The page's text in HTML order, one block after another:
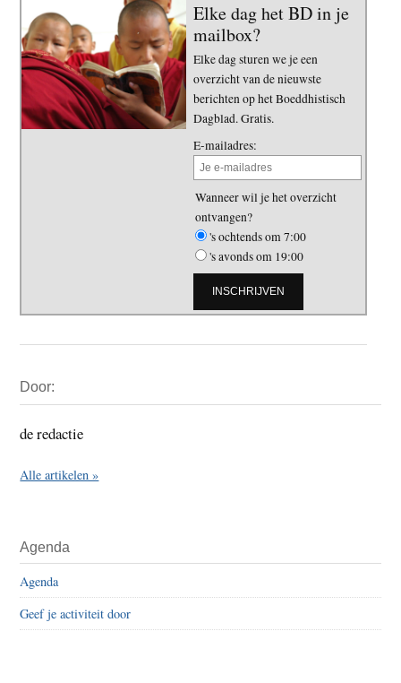
Elke dag het BD in je
mailbox?
Elke dag sturen we je een
overzicht van de nieuwste
berichten op het Boeddhistisch
Dagblad. Gratis.
E-mailadres:
Wanneer wil je het overzicht
ontvangen?
's ochtends om 7:00
's avonds om 19:00
Sidebar
Door:
de redactie
Alle artikelen »
Agenda
Agenda
Geef je activiteit door